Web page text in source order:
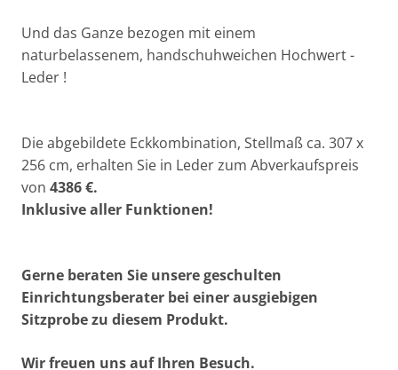
Und das Ganze bezogen mit einem
naturbelassenem, handschuhweichen Hochwert -
Leder !
Die abgebildete Eckkombination, Stellmaß ca. 307 x
256 cm, erhalten Sie in Leder zum Abverkaufspreis
von 4386 €.
Inklusive aller Funktionen!
Gerne beraten Sie unsere geschulten
Einrichtungsberater bei einer ausgiebigen
Sitzprobe zu diesem Produkt.
Wir freuen uns auf Ihren Besuch.